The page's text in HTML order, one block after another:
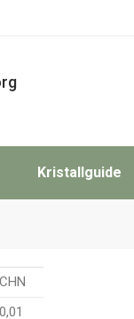
Kristallguide
CHN
0,01